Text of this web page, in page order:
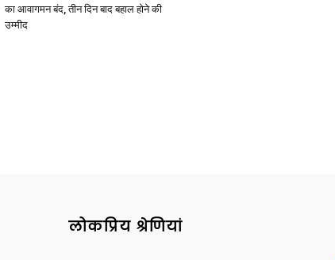
का आवागमन बंद, तीन दिन बाद बहाल होने की
उम्मीद
लोकप्रिय श्रेणियां